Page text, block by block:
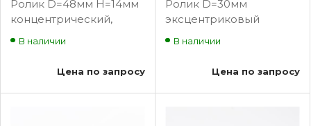
Ролик D=48мм Н=14мм
концентрический,
В наличии
Цена по запросу
Ролик D=30мм
эксцентриковый
В наличии
Цена по запросу